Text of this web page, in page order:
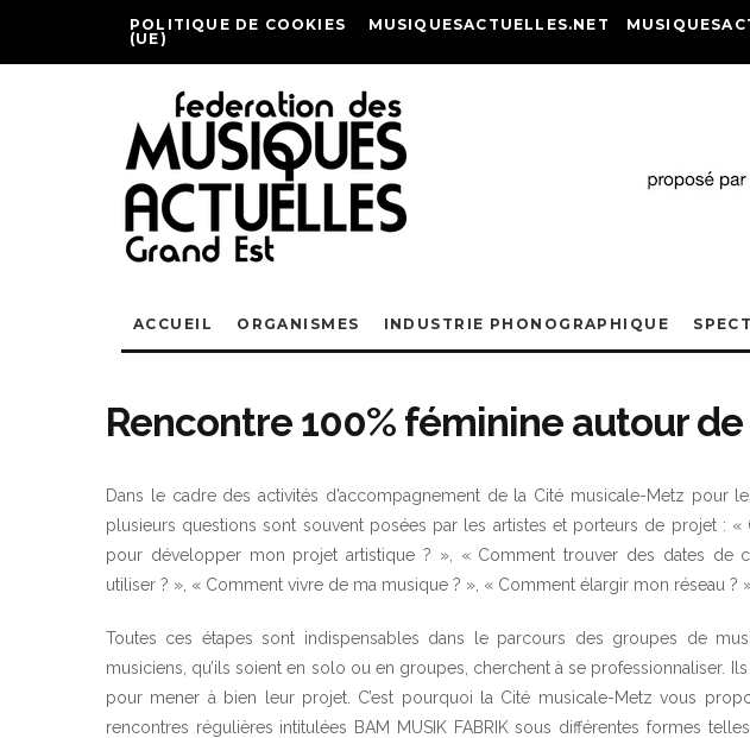
POLITIQUE DE COOKIES
(UE)
MUSIQUESACTUELLES.NET
ACCUEIL ORGANISMES INDUSTRIE PHONOGRAPHIQUE
Rencontre 100% féminine autour
Dans le cadre des activités d’accompagnement de la Cité musicale-Metz pour
plusieurs questions sont souvent posées par les artistes et porteurs de projet :
pour développer mon projet artistique ? », « Comment trouver des dates de
utiliser ? », « Comment vivre de ma musique ? », « Comment élargir mon réseau ?
Toutes ces étapes sont indispensables dans le parcours des groupes de
musiciens, qu’ils soient en solo ou en groupes, cherchent à se professionnaliser.
pour mener à bien leur projet. C’est pourquoi la Cité musicale-Metz vous
rencontres régulières intitulées BAM MUSIK FABRIK sous différentes formes